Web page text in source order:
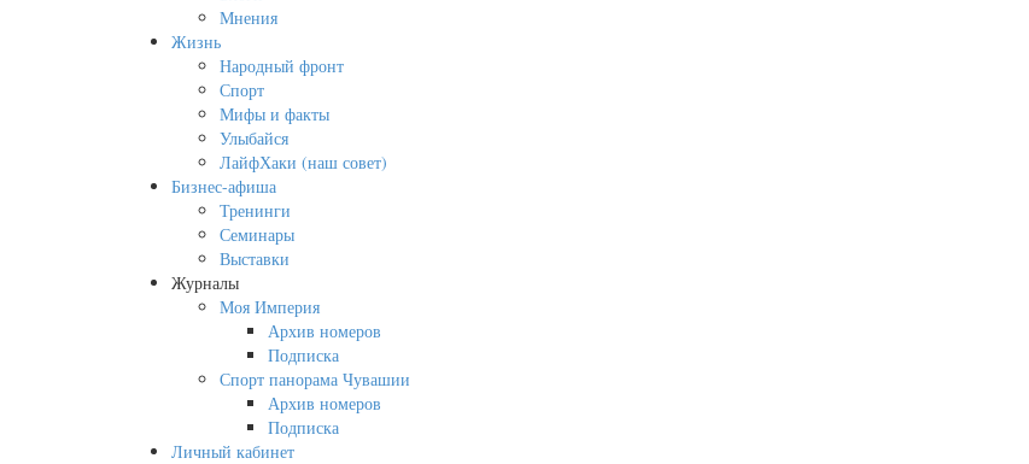
Мнения
Жизнь
Народный фронт
Спорт
Мифы и факты
Улыбайся
ЛайфХаки (наш совет)
Бизнес-афиша
Тренинги
Семинары
Выставки
Журналы
Моя Империя
Архив номеров
Подписка
Спорт панорама Чувашии
Архив номеров
Подписка
Личный кабинет